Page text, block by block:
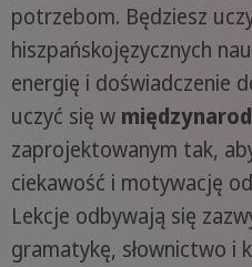
potrzebom. Będziesz
hiszpańskojęzycznych
energię i doświadczenie
uczyć się w
zaprojektowanym tak,
ciekawość i motywację
Lekcje odbywają się
gramatykę, słownictwo i